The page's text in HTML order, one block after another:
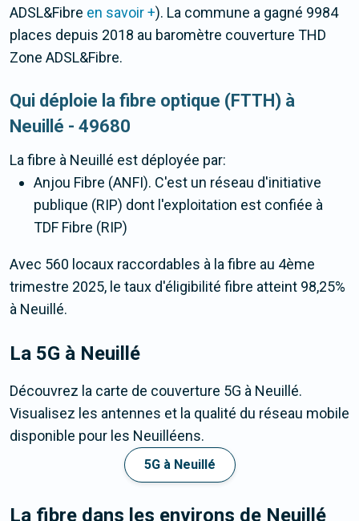
ADSL&Fibre en savoir +). La commune a gagné 9984
places depuis 2018 au baromètre couverture THD
Zone ADSL&Fibre.
Qui déploie la fibre optique (FTTH) à
Neuillé - 49680
La fibre à Neuillé est déployée par:
Anjou Fibre (ANFI). C'est un réseau d'initiative
publique (RIP) dont l'exploitation est confiée à
TDF Fibre (RIP)
Avec 560 locaux raccordables à la fibre au 4ème
trimestre 2025, le taux d'éligibilité fibre atteint 98,25%
à Neuillé.
La 5G à Neuillé
Découvrez la carte de couverture 5G à Neuillé.
Visualisez les antennes et la qualité du réseau mobile
disponible pour les Neuilléens.
5G à Neuillé
La fibre dans les environs de Neuillé